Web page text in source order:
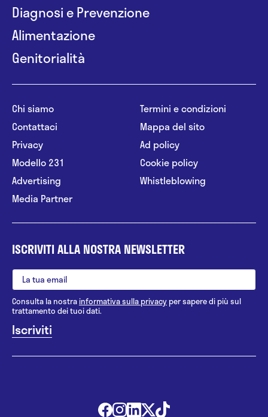
Diagnosi e Prevenzione
Alimentazione
Genitorialità
Chi siamo
Contattaci
Privacy
Modello 231
Advertising
Media Partner
Termini e condizioni
Mappa del sito
Ad policy
Cookie policy
Whistleblowing
ISCRIVITI ALLA NOSTRA NEWSLETTER
Consulta la nostrainformativa sulla privacy per sapere di più sul
trattamento dei tuoi dati.